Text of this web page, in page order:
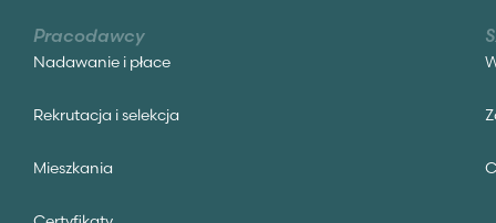
Pracodawcy
Nadawanie i płace
Rekrutacja i selekcja
Mieszkania